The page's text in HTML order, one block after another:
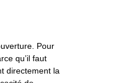
Pour
qu’il faut
directement la